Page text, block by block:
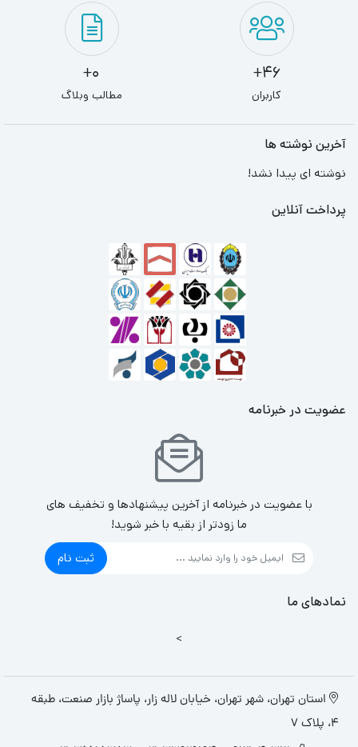
46+
کاربران
0+
مطالب وبلاگ
آخرین نوشته ها
نوشته ای پیدا نشد!
پرداخت آنلاین
عضویت در خبرنامه
با عضویت در خبرنامه از آخرین پیشنهادها و تخفیف های
ما زودتر از بقیه با خبر شوید!
ثبت نام
نمادهای ما
>
استان تهران، شهر تهران، خیابان لاله زار، پاساژ بازار صنعت، طبقه
4، پلاک 7